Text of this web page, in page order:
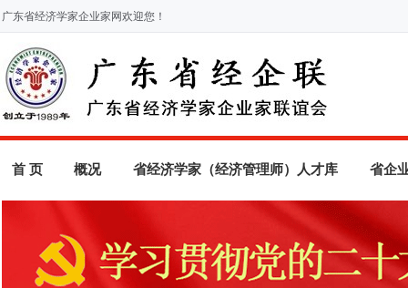
广东省经济学家企业家网欢迎您！
首 页 概况 省经济学家（经济管理师）人才库 省企